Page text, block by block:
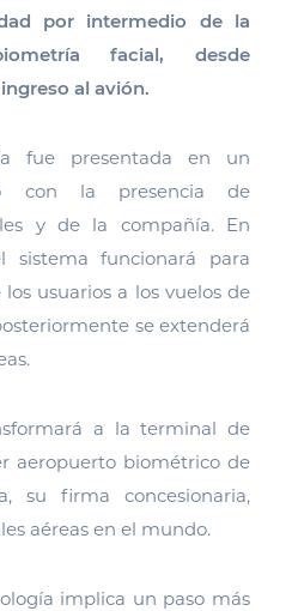
por intermedio de la
facial, desde
al avión.
fue presentada en un
con la presencia de
y de la compañía. En
sistema funcionará para
usuarios a los vuelos de
se extenderá
a la terminal de
aeropuerto biométrico de
su firma concesionaria,
aéreas en el mundo.
implica un paso más